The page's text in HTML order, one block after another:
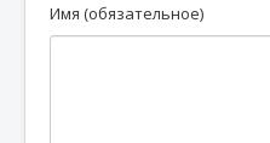
Имя (обязательное)